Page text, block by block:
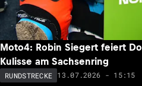
Moto4: Robin Siegert feiert
Kulisse am Sachsenring
RUNDSTRECKE 13.07.2026 - 15:15